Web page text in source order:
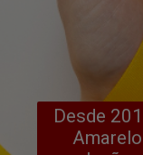
Desde